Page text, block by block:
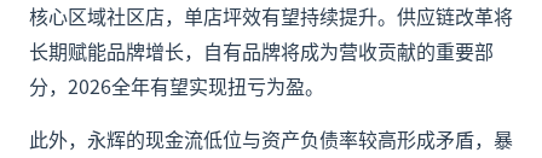
核心区域社区店，单店坪效有望持续提升。供应链改革将
长期赋能品牌增长，自有品牌将成为营收贡献的重要部
分，2026全年有望实现扭亏为盈。
此外，永辉的现金流低位与资产负债率较高形成矛盾，暴